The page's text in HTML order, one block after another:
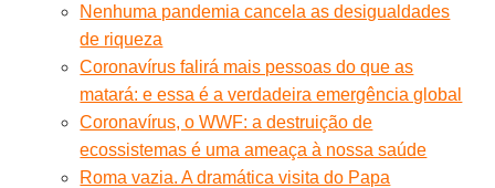
Nenhuma pandemia cancela as desigualdades
de riqueza
Coronavírus falirá mais pessoas do que as
matará: e essa é a verdadeira emergência global
Coronavírus, o WWF: a destruição de
ecossistemas é uma ameaça à nossa saúde
Roma vazia. A dramática visita do Papa